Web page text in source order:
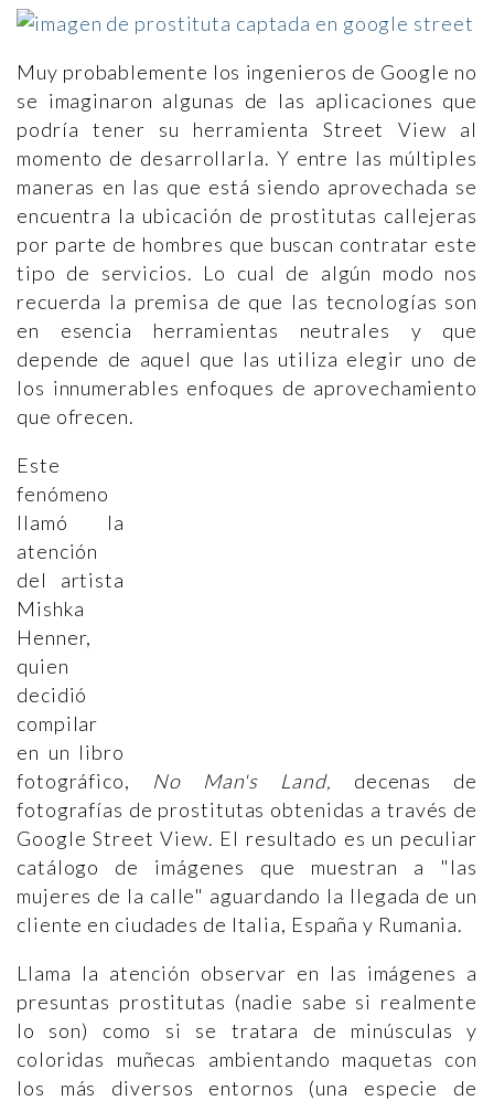
Muy probablemente los ingenieros de Google no
se imaginaron algunas de las aplicaciones que
podría tener su herramienta Street View al
momento de desarrollarla. Y entre las múltiples
maneras en las que está siendo aprovechada se
encuentra la ubicación de prostitutas callejeras
por parte de hombres que buscan contratar este
tipo de servicios. Lo cual de algún modo nos
recuerda la premisa de que las tecnologías son
en esencia herramientas neutrales y que
depende de aquel que las utiliza elegir uno de
los innumerables enfoques de aprovechamiento
que ofrecen.
Este
fenómeno
llamó la
atención
del artista
Mishka
Henner,
quien
decidió
compilar
en un libro
fotográfico, No Man's Land, decenas de
fotografías de prostitutas obtenidas a través de
Google Street View. El resultado es un peculiar
catálogo de imágenes que muestran a "las
mujeres de la calle" aguardando la llegada de un
cliente en ciudades de Italia, España y Rumania.
Llama la atención observar en las imágenes a
presuntas prostitutas (nadie sabe si realmente
lo son) como si se tratara de minúsculas y
coloridas muñecas ambientando maquetas con
los más diversos entornos (una especie de